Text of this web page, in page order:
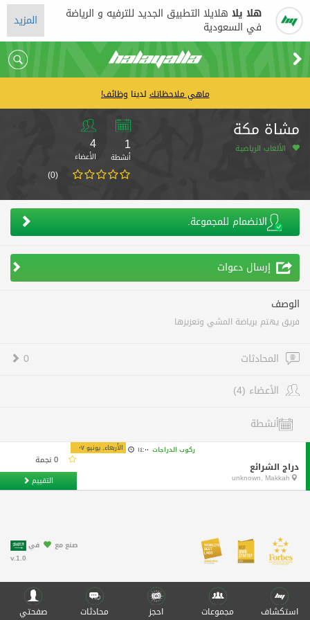
هلا يلا هلايلا التطبيق الجديد للترفيه و الرياضة
في السعودية المزيد
ماهي ملاحظاتكلديناوظائف!
مشاة مكة
الألعاب الرياضية 1
أنشطة
4
الأعضاء
(0)
الانضمام للمجموعة.
إرسال دعوات
الوصف
فريق يهتم برياضة المشي وتعزيزها
المحادثات
0
الأعضاء (4)
أنشطة
الأربعاء, يونيو ٠٧ ١٤:٠٠ ركوب الدراجات
دراج الشرائع 0 نجمة
التقييم
صنع مع
في
v.1.0
استكشاف مجموعات احجز محادثات صفحتي